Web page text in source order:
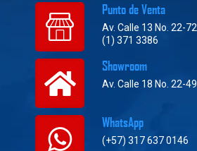
Punto de Venta
Av. Calle 13 No. 22-72
(1) 371 3386
Showroom
Av. Calle 18 No. 22-49
WhatsApp
(+57) 317 637 0146